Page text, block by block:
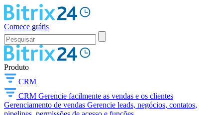
Comece grátis
Produto
CRM
CRM Gerencie facilmente as vendas e os clientes
Gerenciamento de vendas Gerencie leads, negócios, contatos,